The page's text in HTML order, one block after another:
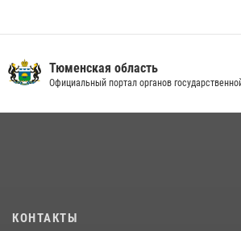
03 августа 2026, 07:23 1
Тюменская область
Официальный портал органов
КОНТАКТЫ